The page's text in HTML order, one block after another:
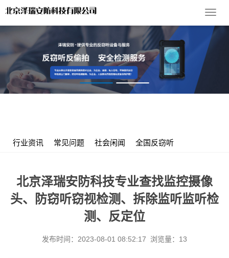
导
菜
行业资讯 常见问题 社会闲闻 全国反窃听
北京泽瑞安防科技专业查找监控摄像
头、防窃听窃视检测、拆除监听监听检
测、反定位
发布时间：2023-08-01 08:52:17 浏览量：13